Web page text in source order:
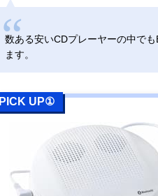
Amazonで見る
楽天市場で見る
CDラジオ TY-
Amazonで見る
コイズミ
(Koizumi) ス
レオCDシステ
数ある安いCDプレーヤーの中で
ます。
PICK UP①